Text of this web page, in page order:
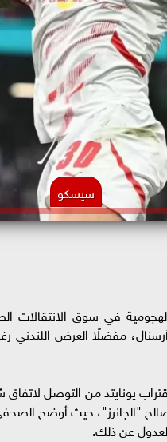
سيسكو
الهجومية في سوق
مفضلًا العرض اللندني
يونايتد من التوصل
"الجانرز"، حيث أوضح الصحفي
عن ذلك.